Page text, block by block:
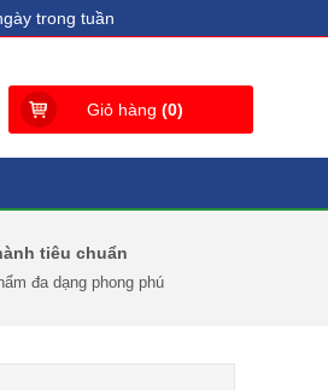
trong tuần
Giỏ hàng (0)
tiêu chuẩn
đa dạng phong phú